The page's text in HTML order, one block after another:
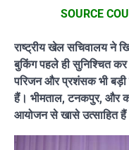
SOURCE
राष्ट्रीय खेल सचिवालय ने
बुकिंग पहले ही सुनिश्चित
परिजन और प्रशंसक भी बड़ी
हैं। भीमताल, टनकपुर, और
आयोजन से खासे उत्साहित